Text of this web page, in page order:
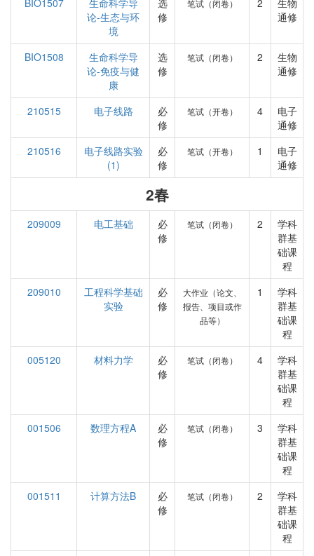
BIO1507
生命科学导
论-生态与环
境
选
修
笔试（闭卷） 2
生物
通修
BIO1508
生命科学导
论-免疫与健
康
选
修
笔试（闭卷） 2
生物
通修
210515 电子线路
必
修
笔试（开卷） 4
电子
通修
210516
电子线路实验
(1)
必
修
笔试（开卷） 1
电子
通修
2春
209009 电工基础
必
修
笔试（闭卷） 2
学科
群基
础课
程
209010
工程科学基础
实验
必
修
大作业（论文、
报告、项目或作
品等）
1
学科
群基
础课
程
005120
材料力学
必
修
笔试（闭卷） 4
学科
群基
础课
程
001506
数理方程A
必
修
笔试（闭卷） 3
学科
群基
础课
程
001511
计算方法B
必
修
笔试（闭卷） 2
学科
群基
础课
程